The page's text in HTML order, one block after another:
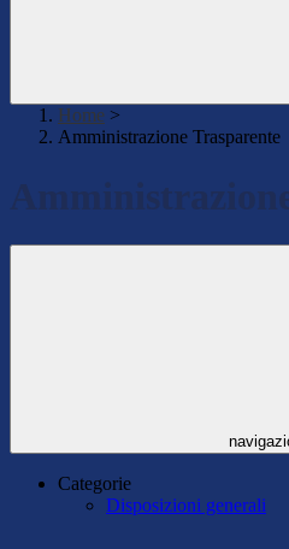
Home >
Amministrazione Trasparente
Categorie
Disposizioni generali